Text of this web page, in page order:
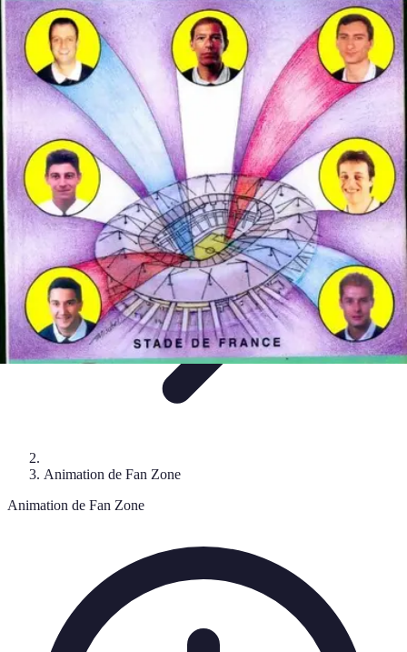
Football Fan Zone
Ambiance et Engagement MarketingAnimations et
ActivitésAnimations Engagement des Fans
Football Fan Zone
Animation de Fan Zone
Animation de Fan Zone